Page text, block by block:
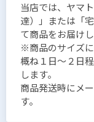
当店では、ヤマ
達）」または「
て商品をお届けし
※商品のサイズに
概ね１日〜２日
します。
商品発送時にメ
す。